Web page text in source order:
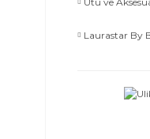
Laurastar By